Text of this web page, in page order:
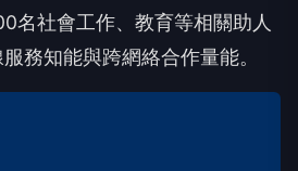
名社會工作、教育等相關助人
務知能與跨網絡合作量能。